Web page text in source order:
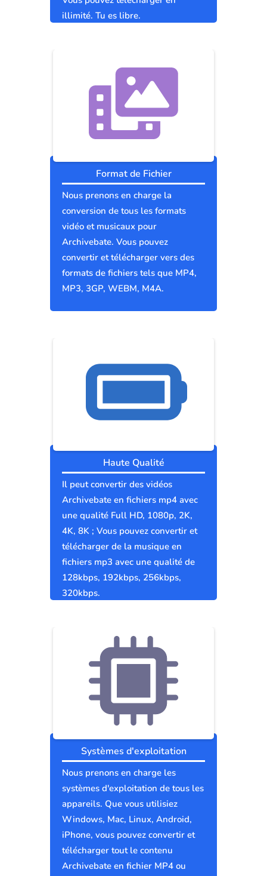
illimité. Tu es libre.
Format de Fichier
Nous prenons en charge la
conversion de tous les formats
vidéo et musicaux pour
Archivebate. Vous pouvez
convertir et télécharger vers des
formats de fichiers tels que MP4,
MP3, 3GP, WEBM, M4A.
Haute Qualité
Il peut convertir des vidéos
Archivebate en fichiers mp4 avec
une qualité Full HD, 1080p, 2K,
4K, 8K ; Vous pouvez convertir et
télécharger de la musique en
fichiers mp3 avec une qualité de
128kbps, 192kbps, 256kbps,
320kbps.
Systèmes d'exploitation
Nous prenons en charge les
systèmes d'exploitation de tous les
appareils. Que vous utilisiez
Windows, Mac, Linux, Android,
iPhone, vous pouvez convertir et
télécharger tout le contenu
Archivebate en fichier MP4 ou